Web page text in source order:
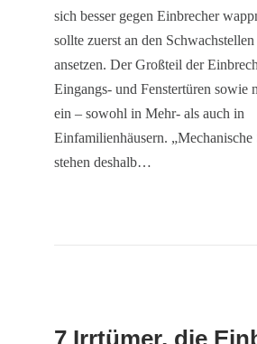
sich besser gegen Einbrecher
sollte zuerst an den Schwachstellen
ansetzen. Der Großteil der
Eingangs- und Fenstertüren sowie
ein – sowohl in Mehr- als auch in
Einfamilienhäusern. „Mechanische
stehen deshalb…
7 Irrtümer, die